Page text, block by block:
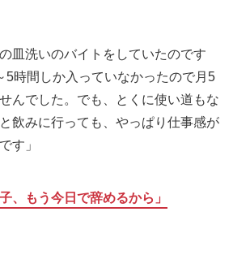
皿洗いのバイトをしていたのです
5時間しか入っていなかったので月5
んでした。でも、とくに使い道もな
飲みに行っても、やっぱり仕事感が
す」
、もう今日で辞めるから」